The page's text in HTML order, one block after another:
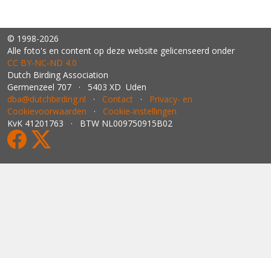
© 1998-2026
Alle foto's en content op deze website gelicenseerd onder
CC BY‑NC‑ND 4.0
Dutch Birding Association
Germenzeel 707 · 5403 XD Uden
dba@dutchbirding.nl · Contact · Privacy- en
Cookievoorwaarden · Cookie-instellingen
KvK 41201763 · BTW NL009750915B02